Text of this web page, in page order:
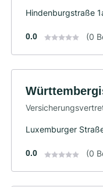
Hindenburgstraße
0.0 (0
Luxemburger
0.0 (0